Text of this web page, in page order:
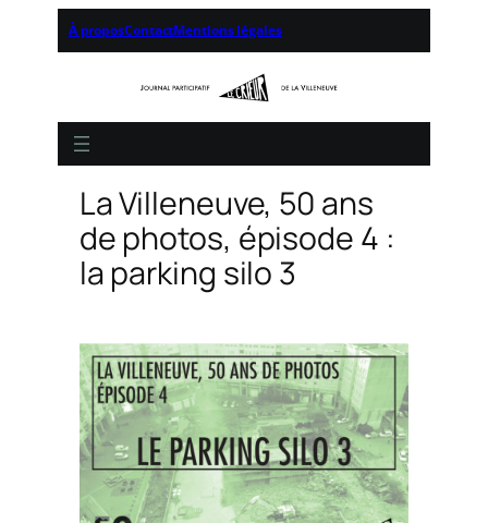
À proposContactMentions légales
La Villeneuve, 50 ans
de photos, épisode 4 :
la parking silo 3